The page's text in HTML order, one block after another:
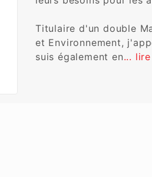
Titulaire d'un double
et Environnement,
suis également en...